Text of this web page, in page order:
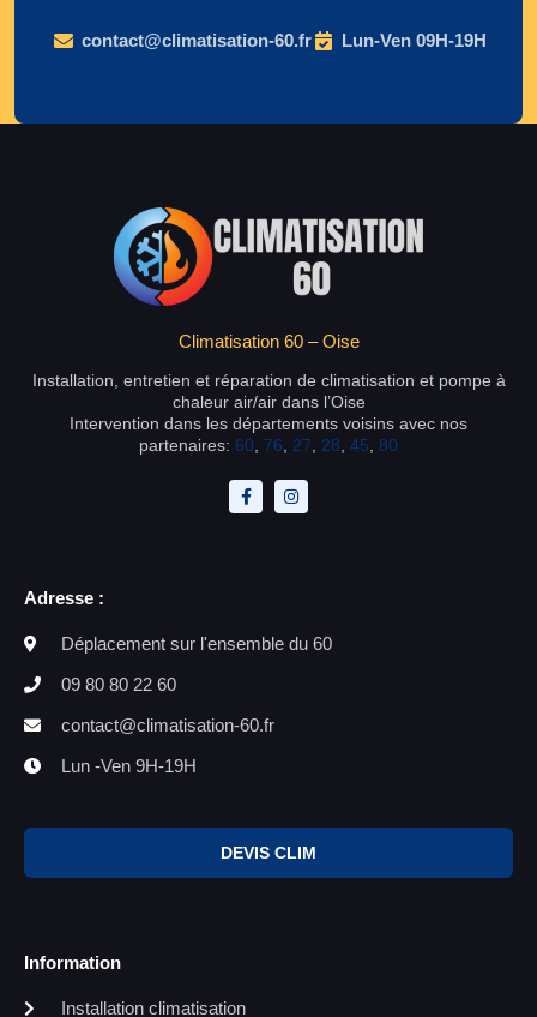
contact@climatisation-60.fr Lun-Ven 09H-19H
Climatisation 60 – Oise
Installation, entretien et réparation de climatisation et pompe à
chaleur air/air dans l’Oise
Intervention dans les départements voisins avec nos
partenaires: 60 76 27 28 45 80
Adresse :
Déplacement sur l'ensemble du 60
09 80 80 22 60
contact@climatisation-60.fr
Lun -Ven 9H-19H
DEVIS CLIM
Information
Installation climatisation